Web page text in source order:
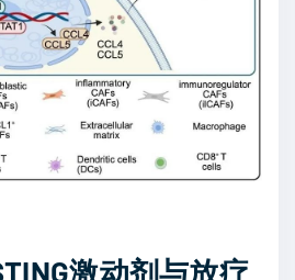
激动剂与放疗